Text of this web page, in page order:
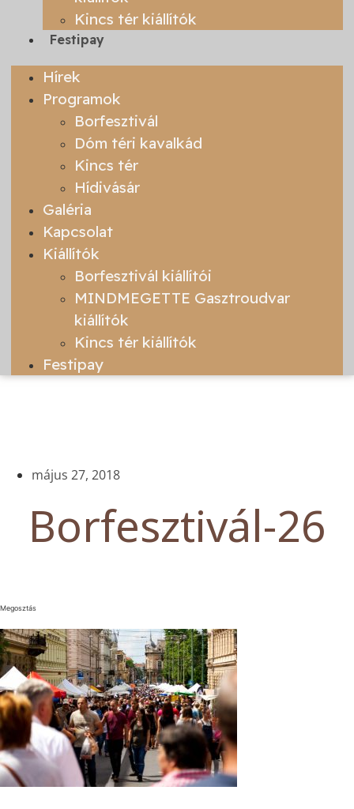
Kincs tér kiállítók
Festipay
Hírek
Programok
Borfesztivál
Dóm téri kavalkád
Kincs tér
Hídivásár
Galéria
Kapcsolat
Kiállítók
Borfesztivál kiállítói
MINDMEGETTE Gasztroudvar
kiállítók
Kincs tér kiállítók
Festipay
május 27, 2018
Borfesztivál-26
Megosztás